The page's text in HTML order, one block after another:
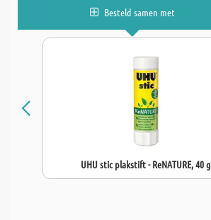
Besteld samen met
UHU stic plakstift - ReNATURE, 40 g